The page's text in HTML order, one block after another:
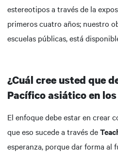
estereotipos a través de la
primeros cuatro años; nuestro
escuelas públicas, está
¿Cuál cree usted que
Pacífico asiático en
El enfoque debe estar en crear
que eso sucede a través de
esperanza, porque dar forma al